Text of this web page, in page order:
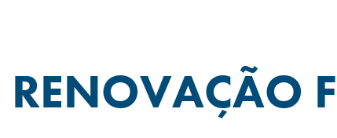
RENOVAÇÃO